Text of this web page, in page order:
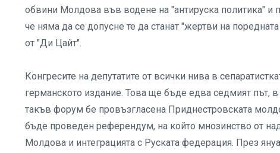
обвини Молдова във водене на "антируска политика" и
че няма да се допусне те да станат "жертви на
от "Ди Цайт".
Конгресите на депутатите от всички нива в
германското издание. Това ще бъде едва седмият път,
такъв форум бе провъзгласена Приднестровската
бъде проведен референдум, на който мнозинство от
Молдова и интеграцията с Руската федерация. През